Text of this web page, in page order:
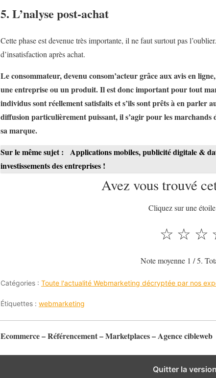
5. L’nalyse post-achat
Cette phase est devenue très importante, il ne faut surtout pas
d’insatisfaction après achat.
Le consommateur, devenu consom’acteur grâce aux avis en
une entreprise ou un produit. Il est donc important pour tout
individus sont réellement satisfaits et s’ils sont prêts à en parler
diffusion particulièrement puissant, il s’agir pour les
sa marque.
Sur le même sujet :
Applications mobiles, publicité digitale &
investissements des entreprises !
Avez vous trouvé
Cliquez sur une
☆
☆
☆
Note moyenne 1 / 5.
Catégories : Toute l'actualité Webmarketing décryptée par nos
Étiquettes : webmarketing
Ecommerce – Référencement – Marketplaces – Agence cibleweb
Quitter la